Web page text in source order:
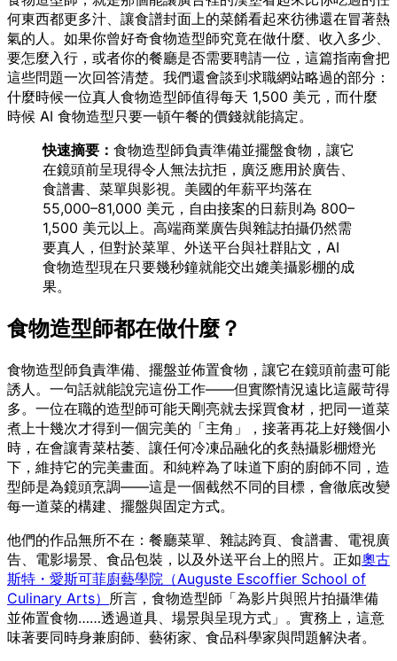
何東西都更多汁、讓食譜封面上的菜餚看起來彷彿還在冒著熱
氣的人。如果你曾好奇食物造型師究竟在做什麼、收入多少、
要怎麼入行，或者你的餐廳是否需要聘請一位，這篇指南會把
這些問題一次回答清楚。我們還會談到求職網站略過的部分：
什麼時候一位真人食物造型師值得每天 1,500 美元，而什麼
時候 AI 食物造型只要一頓午餐的價錢就能搞定。
快速摘要： 食物造型師負責準備並擺盤食物，讓它
在鏡頭前呈現得令人無法抗拒，廣泛應用於廣告、
食譜書、菜單與影視。美國的年薪平均落在
55,000–81,000 美元，自由接案的日薪則為 800–
1,500 美元以上。高端商業廣告與雜誌拍攝仍然需
要真人，但對於菜單、外送平台與社群貼文，AI
食物造型現在只要幾秒鐘就能交出媲美攝影棚的成
果。
食物造型師都在做什麼？
食物造型師負責準備、擺盤並佈置食物，讓它在鏡頭前盡可能
誘人。一句話就能說完這份工作——但實際情況遠比這嚴苛得
多。一位在職的造型師可能天剛亮就去採買食材，把同一道菜
煮上十幾次才得到一個完美的「主角」，接著再花上好幾個小
時，在會讓青菜枯萎、讓任何冷凍品融化的炙熱攝影棚燈光
下，維持它的完美畫面。和純粹為了味道下廚的廚師不同，造
型師是為鏡頭烹調——這是一個截然不同的目標，會徹底改變
每一道菜的構建、擺盤與固定方式。
他們的作品無所不在：餐廳菜單、雜誌跨頁、食譜書、電視廣
告、電影場景、食品包裝，以及外送平台上的照片。正如奧古
斯特・愛斯可菲廚藝學院（Auguste Escoffier School of
Culinary Arts） 所言，食物造型師「為影片與照片拍攝準備
並佈置食物……透過道具、場景與呈現方式」。實務上，這意
味著要同時身兼廚師、藝術家、食品科學家與問題解決者。